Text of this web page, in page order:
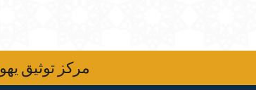
مركز توثيق